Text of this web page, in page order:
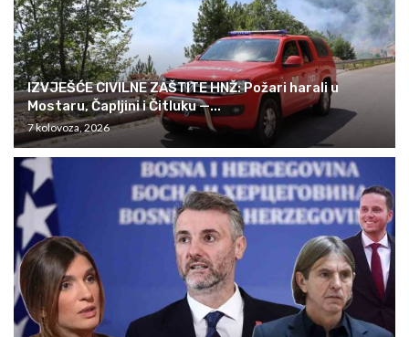
IZVJEŠĆE CIVILNE ZAŠTITE HNŽ: Požari harali u
Mostaru, Čapljini i Čitluku —...
7 kolovoza, 2026